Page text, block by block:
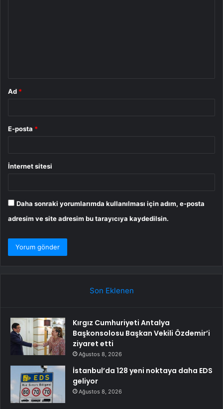
Ad *
E-posta *
İnternet sitesi
Daha sonraki yorumlarımda kullanılması için adım, e-posta
adresim ve site adresim bu tarayıcıya kaydedilsin.
Son Eklenen
Kırgız Cumhuriyeti Antalya
Başkonsolosu Başkan Vekili Özdemir’i
ziyaret etti
Ağustos 8, 2026
İstanbul’da 128 yeni noktaya daha EDS
geliyor
Ağustos 8, 2026